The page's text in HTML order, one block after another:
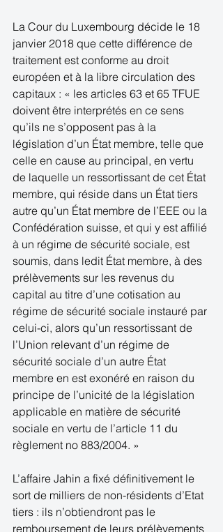
La Cour du Luxembourg décide le 18
janvier 2018 que cette différence de
traitement est conforme au droit
européen et à la libre circulation des
capitaux : « les articles 63 et 65 TFUE
doivent être interprétés en ce sens
qu’ils ne s’opposent pas à la
législation d’un État membre, telle que
celle en cause au principal, en vertu
de laquelle un ressortissant de cet État
membre, qui réside dans un État tiers
autre qu’un État membre de l’EEE ou la
Confédération suisse, et qui y est affilié
à un régime de sécurité sociale, est
soumis, dans ledit État membre, à des
prélèvements sur les revenus du
capital au titre d’une cotisation au
régime de sécurité sociale instauré par
celui-ci, alors qu’un ressortissant de
l’Union relevant d’un régime de
sécurité sociale d’un autre État
membre en est exonéré en raison du
principe de l’unicité de la législation
applicable en matière de sécurité
sociale en vertu de l’article 11 du
règlement no 883/2004. »
L’affaire Jahin a fixé définitivement le
sort de milliers de non-résidents d’Etat
tiers : ils n’obtiendront pas le
remboursement de leurs prélèvements